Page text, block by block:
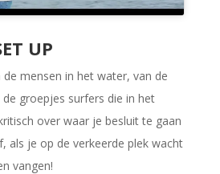
UP
mensen in het water, van de
de groepjes surfers die in het
over waar je besluit te gaan
als je op de verkeerde plek wacht
vangen!